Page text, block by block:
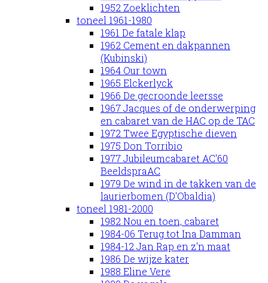
1952 Zoeklichten
toneel 1961-1980
1961 De fatale klap
1962 Cement en dakpannen
(Kubinski)
1964 Our town
1965 Elckerlyck
1966 De gecroonde leersse
1967 Jacques of de onderwerping
en cabaret van de HAC op de TAC
1972 Twee Egyptische dieven
1975 Don Torribio
1977 Jubileumcabaret AC'60
BeeldspraAC
1979 De wind in de takken van de
laurierbomen (D'Obaldia)
toneel 1981-2000
1982 Nou en toen, cabaret
1984-06 Terug tot Ina Damman
1984-12 Jan Rap en z'n maat
1986 De wijze kater
1988 Eline Vere